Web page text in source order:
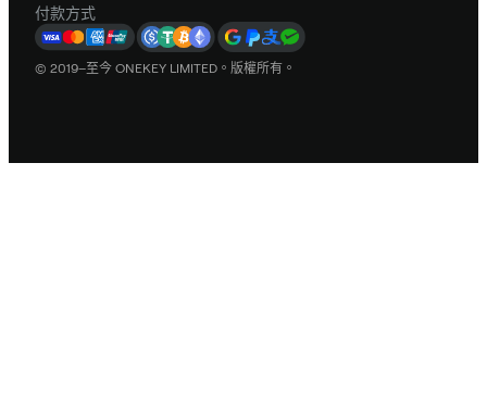
付款方式
© 2019–至今 ONEKEY LIMITED。版權所有。